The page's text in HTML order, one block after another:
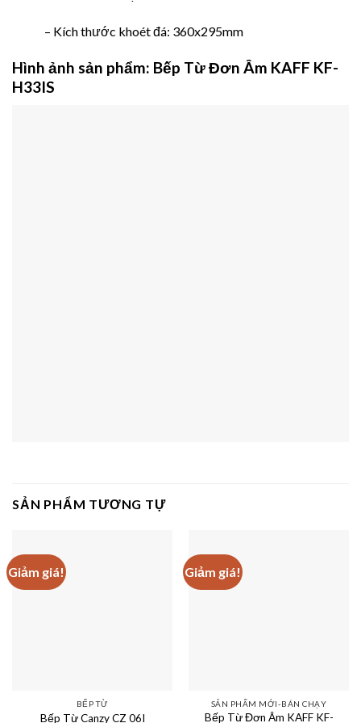
– Kích thước khoét đá: 360x295mm
Hình ảnh sản phẩm: Bếp Từ Đơn Âm KAFF KF-
H33IS
SẢN PHẨM TƯƠNG TỰ
Giảm giá!
BẾP TỪ
Bếp Từ Canzy CZ 06I
Giảm giá!
SẢN PHẨM MỚI-BÁN CHẠY
Bếp Từ Đơn Âm KAFF KF-